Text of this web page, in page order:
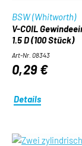
BSW (Whitworth)
V-COIL
1.5 D (100 Stück)
Art-Nr. 08343
0,29 €
Details